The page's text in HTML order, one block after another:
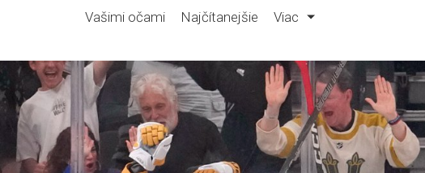
Vašimi očami
Najčítanejšie Viac